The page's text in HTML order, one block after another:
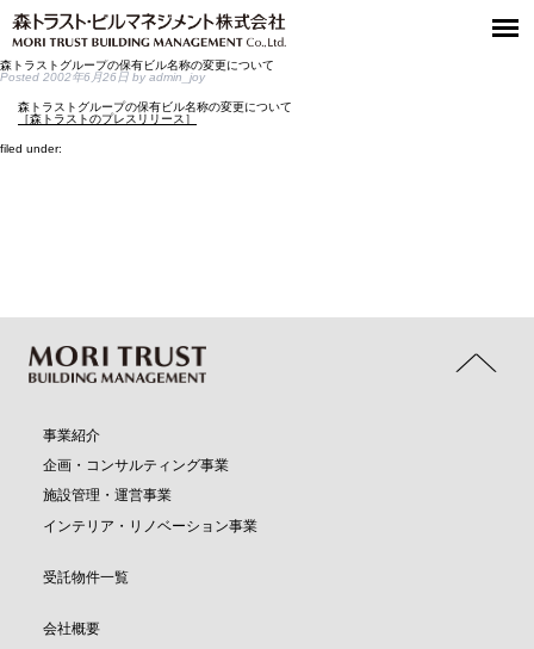
森トラストグループの保有ビル名称の変更について
Posted 2002年6月26日 by admin_joy
森トラストグループの保有ビル名称の変更について
［森トラストのプレスリリース］
filed under:
事業紹介
企画・コンサルティング事業
施設管理・運営事業
インテリア・リノベーション事業
受託物件一覧
会社概要